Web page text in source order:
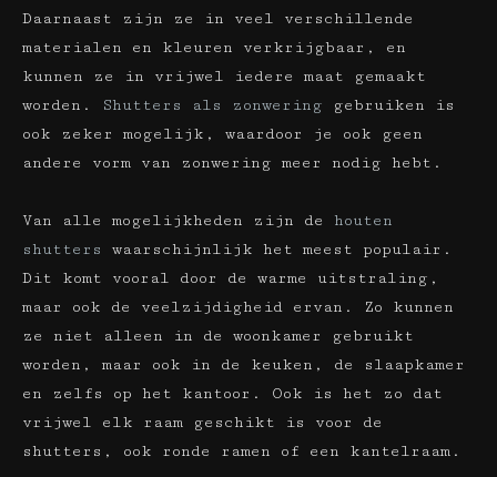
Daarnaast zijn ze in veel verschillende
materialen en kleuren verkrijgbaar, en
kunnen ze in vrijwel iedere maat gemaakt
worden.
Shutters als zonwering gebruiken is
ook zeker mogelijk, waardoor je ook geen
andere vorm van zonwering meer nodig hebt.
Van alle mogelijkheden zijn de houten
shutters
waarschijnlijk het meest populair.
Dit komt vooral door de warme uitstraling,
maar ook de veelzijdigheid ervan. Zo kunnen
ze niet alleen in de woonkamer gebruikt
worden, maar ook in de keuken, de slaapkamer
en zelfs op het kantoor. Ook is het zo dat
vrijwel elk raam geschikt is voor de
shutters, ook ronde ramen of een kantelraam.